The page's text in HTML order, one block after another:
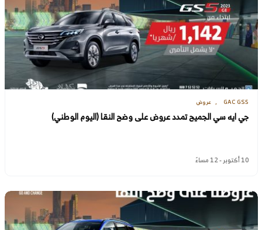
GAC GS5 عروض
جي ايه سي الجميح تمدد عروض على وضح النقا (اليوم الوطني)
10 أكتوبر - 12 مساءً